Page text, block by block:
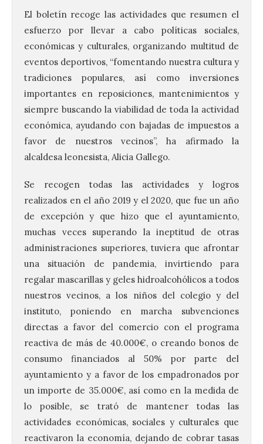
El boletín recoge las actividades que resumen el
esfuerzo por llevar a cabo políticas sociales,
económicas y culturales, organizando multitud de
eventos deportivos, “fomentando nuestra cultura y
tradiciones populares, así como inversiones
importantes en reposiciones, mantenimientos y
siempre buscando la viabilidad de toda la actividad
económica, ayudando con bajadas de impuestos a
favor de nuestros vecinos”, ha afirmado la
alcaldesa leonesista, Alicia Gallego.
Se recogen todas las actividades y logros
realizados en el año 2019 y el 2020, que fue un año
de excepción y que hizo que el ayuntamiento,
muchas veces superando la ineptitud de otras
administraciones superiores, tuviera que afrontar
una situación de pandemia, invirtiendo para
regalar mascarillas y geles hidroalcohólicos a todos
nuestros vecinos, a los niños del colegio y del
instituto, poniendo en marcha subvenciones
directas a favor del comercio con el programa
reactiva de más de 40.000€, o creando bonos de
consumo financiados al 50% por parte del
ayuntamiento y a favor de los empadronados por
un importe de 35.000€, así como en la medida de
lo posible, se trató de mantener todas las
actividades económicas, sociales y culturales que
reactivaron la economía, dejando de cobrar tasas